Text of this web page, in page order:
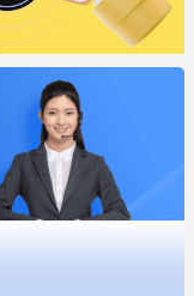
营了